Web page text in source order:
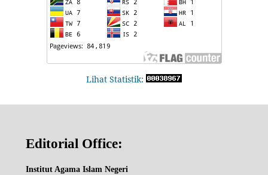
Lihat Statistik:
Editorial Office:
Institut Agama Islam Negeri